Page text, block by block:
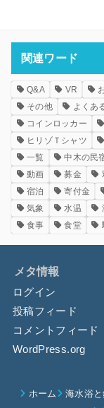
関連ワード
Q&A VR
その他
よくあ
コインロッカー
ヒリゾＴシャツ
一覧
中木の民
動画
募金
宿泊
寄付金
気象
水温
食事
食堂
メタ情報
ログイン
投稿フィード
コメントフィード
WordPress.org
ホーム 海水浴